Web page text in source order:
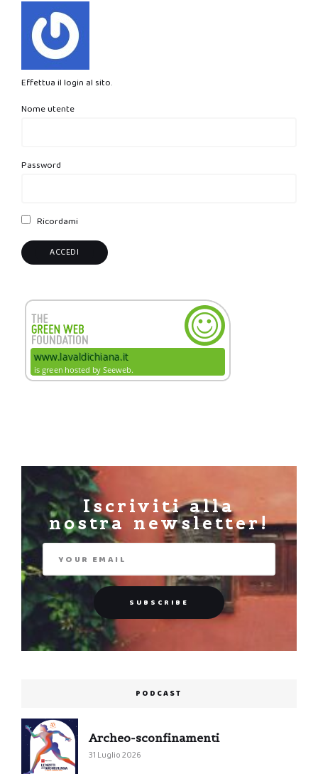
Effettua il login al sito.
Nome utente
Password
Ricordami
Iscriviti alla
nostra newsletter!
PODCAST
Archeo-sconfinamenti
31 Luglio 2026